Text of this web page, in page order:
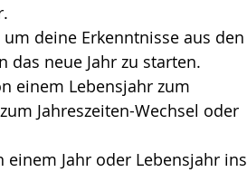
deine Erkenntnisse aus den
neue Jahr zu starten.
einem Lebensjahr zum
Jahreszeiten-Wechsel oder
Jahr oder Lebensjahr ins